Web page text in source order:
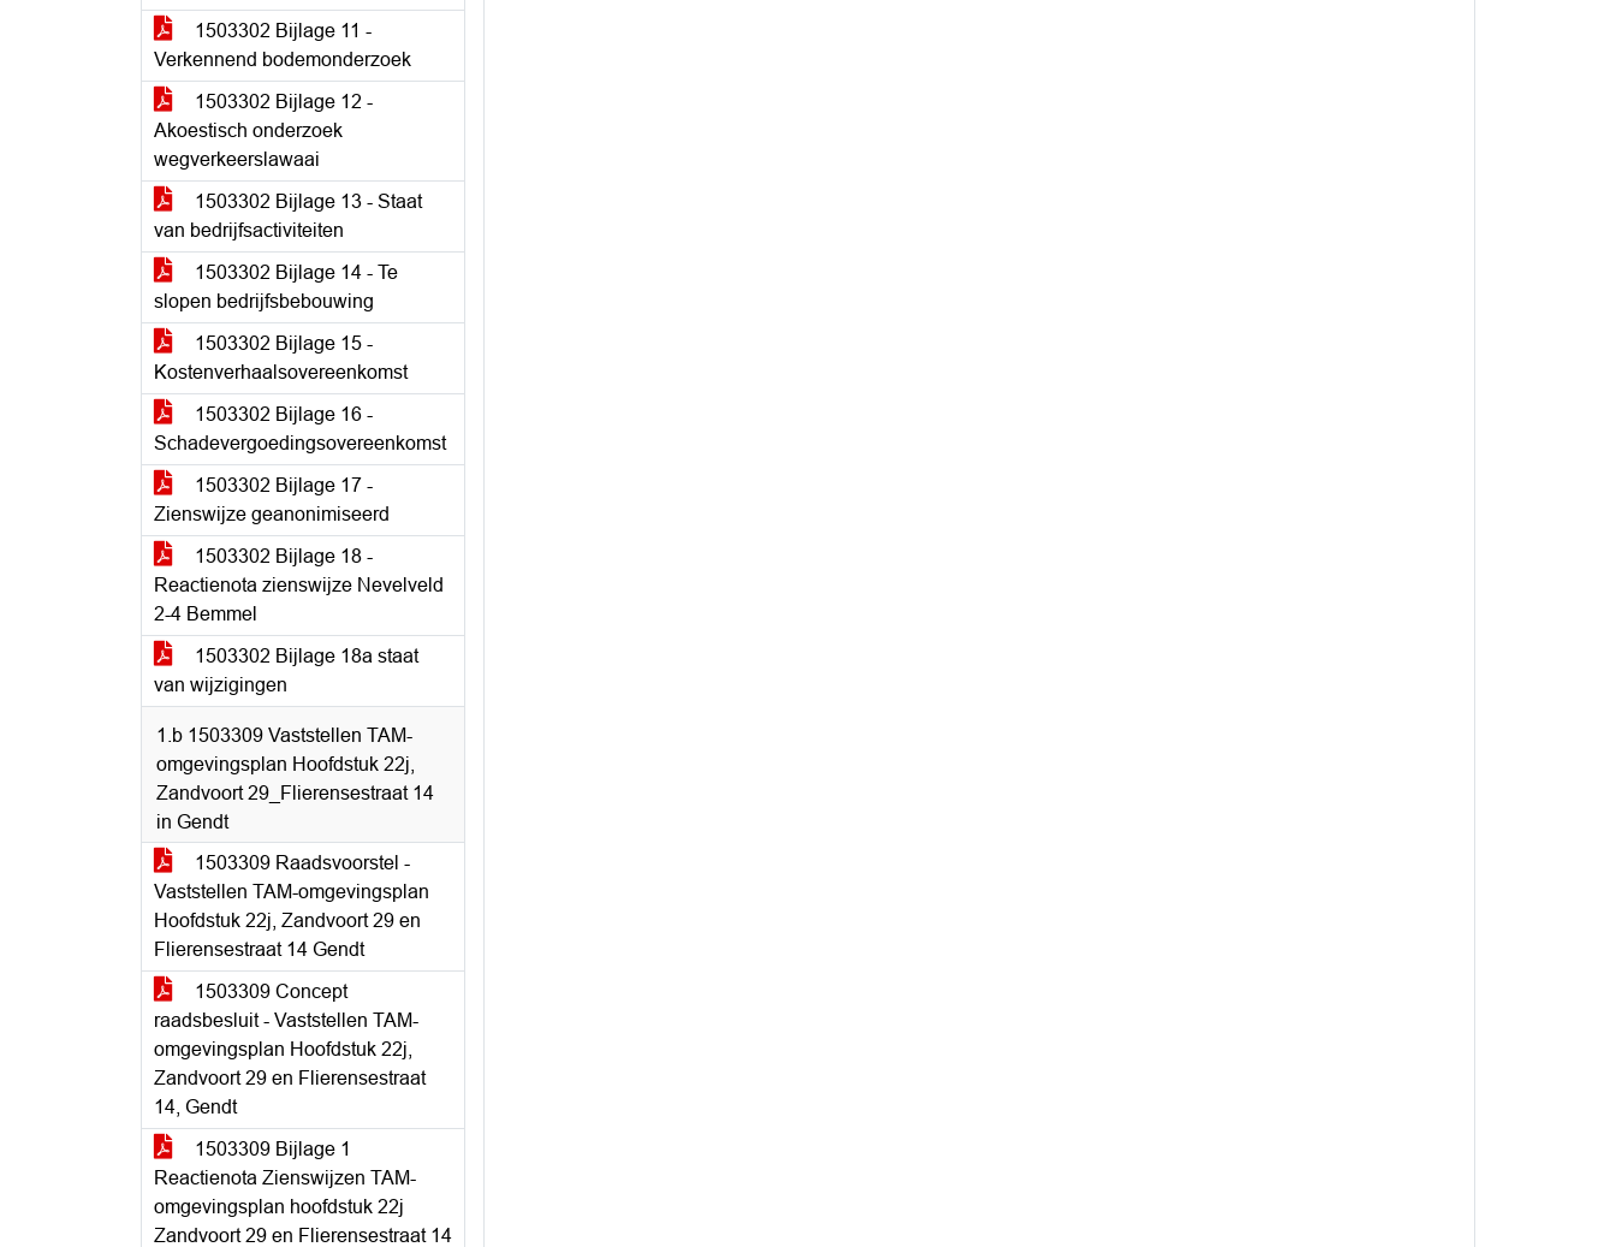
1503302 Bijlage 11 -
Verkennend bodemonderzoek
1503302 Bijlage 12 -
Akoestisch onderzoek
wegverkeerslawaai
1503302 Bijlage 13 - Staat
van bedrijfsactiviteiten
1503302 Bijlage 14 - Te
slopen bedrijfsbebouwing
1503302 Bijlage 15 -
Kostenverhaalsovereenkomst
1503302 Bijlage 16 -
Schadevergoedingsovereenkomst
1503302 Bijlage 17 -
Zienswijze geanonimiseerd
1503302 Bijlage 18 -
Reactienota zienswijze Nevelveld
2-4 Bemmel
1503302 Bijlage 18a staat
van wijzigingen
1.b 1503309 Vaststellen TAM-
omgevingsplan Hoofdstuk 22j,
Zandvoort 29_Flierensestraat 14
in Gendt
1503309 Raadsvoorstel -
Vaststellen TAM-omgevingsplan
Hoofdstuk 22j, Zandvoort 29 en
Flierensestraat 14 Gendt
1503309 Concept
raadsbesluit - Vaststellen TAM-
omgevingsplan Hoofdstuk 22j,
Zandvoort 29 en Flierensestraat
14, Gendt
1503309 Bijlage 1
Reactienota Zienswijzen TAM-
omgevingsplan hoofdstuk 22j
Zandvoort 29 en Flierensestraat 14